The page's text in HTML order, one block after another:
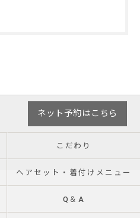
ネット予約はこちら
こだわり
ヘアセット・着付けメニュー
Q＆A